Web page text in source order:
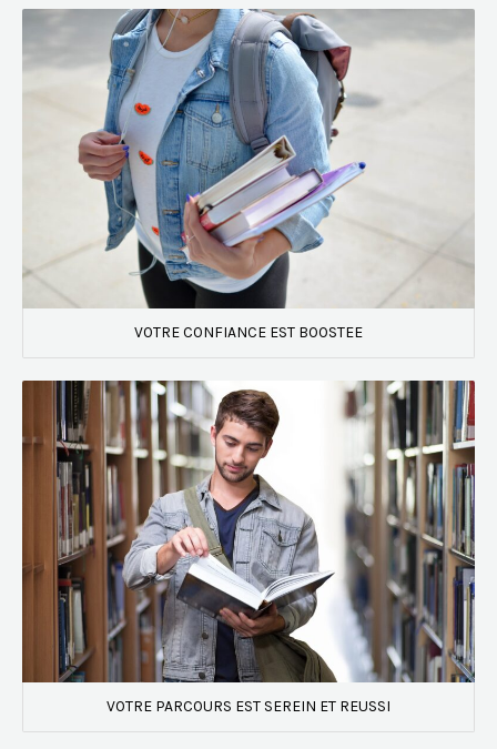
VOTRE CONFIANCE EST BOOSTEE
VOTRE PARCOURS EST SEREIN ET REUSSI